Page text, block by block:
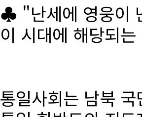
♣ "난세에 영웅이
이 시대에 해당되
통일사회는 남북